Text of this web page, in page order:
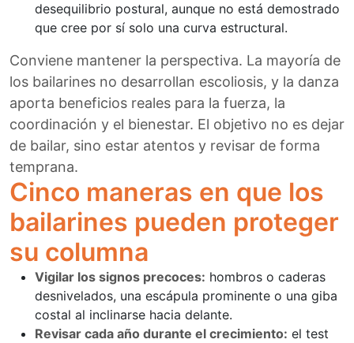
desequilibrio postural, aunque no está demostrado
que cree por sí solo una curva estructural.
Conviene mantener la perspectiva. La mayoría de
los bailarines no desarrollan escoliosis, y la danza
aporta beneficios reales para la fuerza, la
coordinación y el bienestar. El objetivo no es dejar
de bailar, sino estar atentos y revisar de forma
temprana.
Cinco maneras en que los
bailarines pueden proteger
su columna
Vigilar los signos precoces: hombros o caderas
desnivelados, una escápula prominente o una giba
costal al inclinarse hacia delante.
Revisar cada año durante el crecimiento: el test